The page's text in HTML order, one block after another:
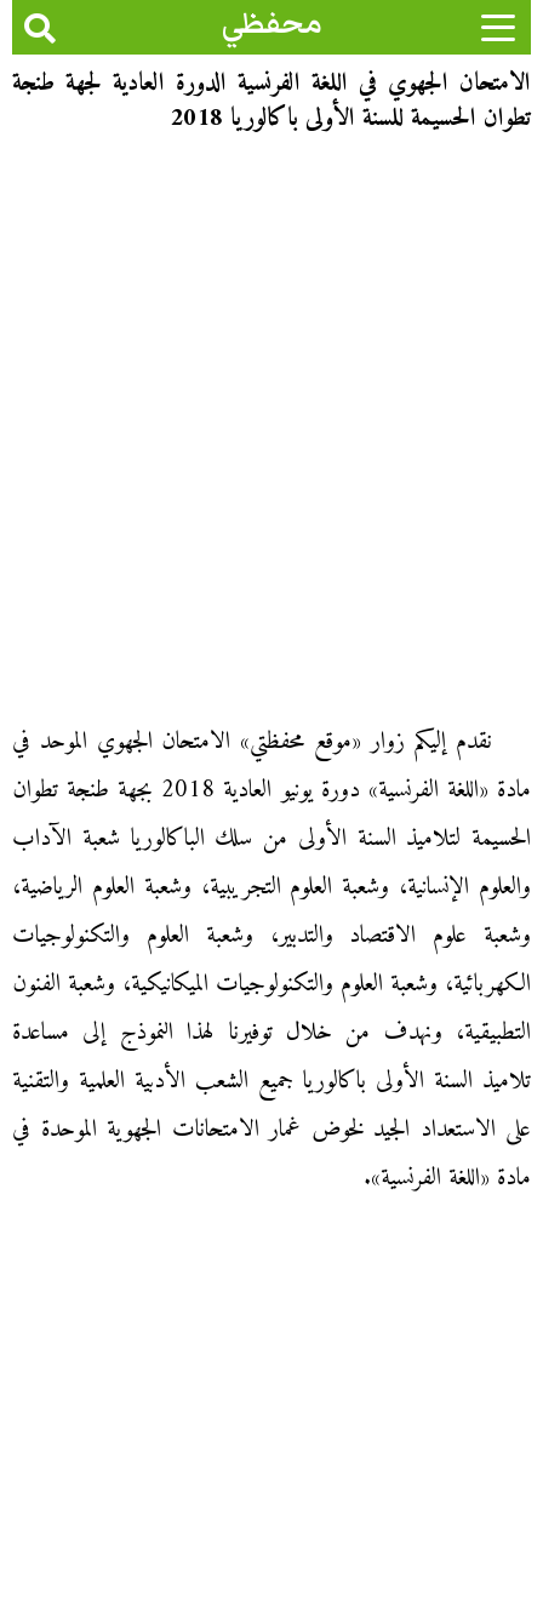
محفظي
الامتحان الجهوي في اللغة الفرنسية الدورة العادية لجهة طنجة
تطوان الحسيمة للسنة الأولى باكالوريا 2018
نقدم إليكم زوار «موقع محفظتي» الامتحان الجهوي الموحد في
مادة «اللغة الفرنسية» دورة يونيو العادية 2018 بجهة طنجة تطوان
الحسيمة لتلاميذ السنة الأولى من سلك الباكالوريا شعبة الآداب
والعلوم الإنسانية، وشعبة العلوم التجريبية، وشعبة العلوم الرياضية،
وشعبة علوم الاقتصاد والتدبير، وشعبة العلوم والتكنولوجيات
الكهربائية، وشعبة العلوم والتكنولوجيات الميكانيكية، وشعبة الفنون
التطبيقية، ونهدف من خلال توفيرنا لهذا النموذج إلى مساعدة
تلاميذ السنة الأولى باكالوريا جميع الشعب الأدبية العلمية والتقنية
على الاستعداد الجيد لخوض غمار الامتحانات الجهوية الموحدة في
مادة «اللغة الفرنسية».